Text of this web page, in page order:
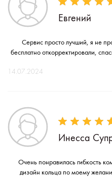
Евгений
Сервис просто лучший, я не
бесплатно откорректировали,
14.07.2024
Инесса
Очень понравилась гибкость
дизайн кольца по моему